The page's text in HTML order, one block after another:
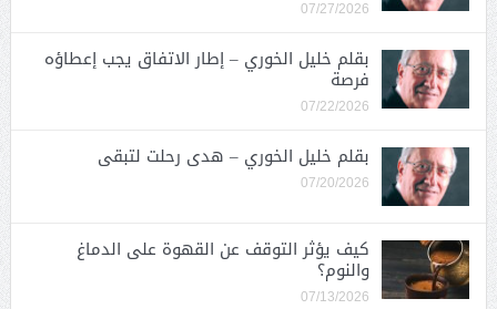
07/27/2026
بقلم خليل الخوري – إطار الاتفاق يجب إعطاؤه
فرصة
07/22/2026
بقلم خليل الخوري – هدى رحلت لتبقى
07/20/2026
كيف يؤثر التوقف عن القهوة على الدماغ
والنوم؟
07/13/2026